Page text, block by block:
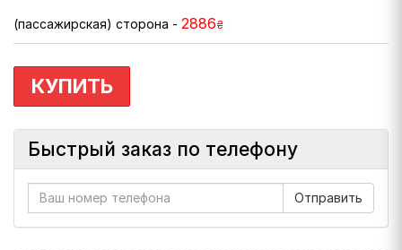
(пассажирская) сторона - 2886₴
КУПИТЬ
Быстрый заказ по телефону